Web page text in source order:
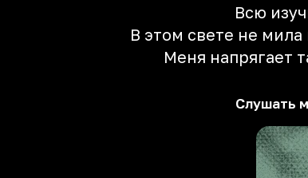
Всю
В этом свете не
Мeня напрягает
Слушать